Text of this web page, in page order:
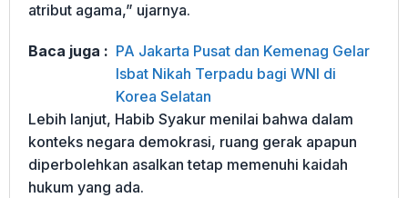
atribut agama,” ujarnya.
Baca juga : PA Jakarta Pusat dan Kemenag Gelar
Isbat Nikah Terpadu bagi WNI di
Korea Selatan
Lebih lanjut, Habib Syakur menilai bahwa dalam
konteks negara demokrasi, ruang gerak apapun
diperbolehkan asalkan tetap memenuhi kaidah
hukum yang ada.